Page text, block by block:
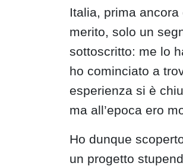
Italia, prima
merito, solo un
sottoscritto: me lo
ho cominciato a
esperienza si è
ma all’epoca ero
Ho dunque
un progetto